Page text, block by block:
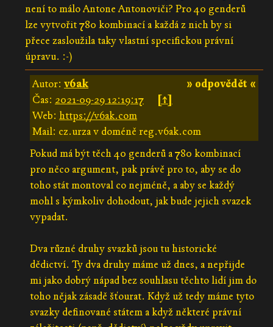
není to málo Antone Antonoviči? Pro 40 genderů
lze vytvořit 780 kombinací a každá z nich by si
přece zasloužila taky vlastní specifickou právní
úpravu. :-)
» odpovědět «
Autor: v6ak
Čas: 2021-09-29 12:19:17
[↑]
Web: https://v6ak.com
Mail: cz.urza v doméně reg.v6ak.com
Pokud má být těch 40 genderů a 780 kombinací
pro něco argument, pak právě pro to, aby se do
toho stát montoval co nejméně, a aby se každý
mohl s kýmkoliv dohodout, jak bude jejich svazek
vypadat.
Dva různé druhy svazků jsou tu historické
dědictví. Ty dva druhy máme už dnes, a nepřijde
mi jako dobrý nápad bez souhlasu těchto lidí jim do
toho nějak zásadě šťourat. Když už tedy máme tyto
svazky definované státem a když některé právní